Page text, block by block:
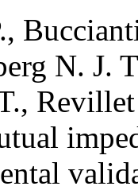
,
N. J.
, Revillet